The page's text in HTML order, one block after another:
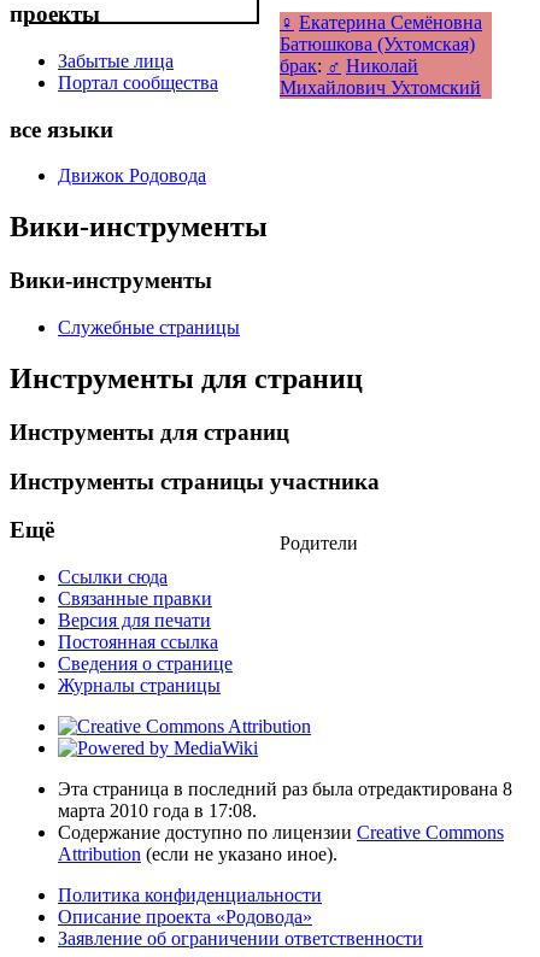
♀ Екатерина Семёновна
Батюшкова (Ухтомская)
брак: ♂ Николай
Михайлович Ухтомский
Родители
проекты
Забытые лица
Портал сообщества
все языки
Движок Родовода
Вики-инструменты
Вики-инструменты
Служебные страницы
Инструменты для страниц
Инструменты для страниц
Инструменты страницы участника
Ещё
Ссылки сюда
Связанные правки
Версия для печати
Постоянная ссылка
Сведения о странице
Журналы страницы
Эта страница в последний раз была отредактирована 8
марта 2010 года в 17:08.
Содержание доступно по лицензии Creative Commons
Attribution (если не указано иное).
Политика конфиденциальности
Описание проекта «Родовода»
Заявление об ограничении ответственности